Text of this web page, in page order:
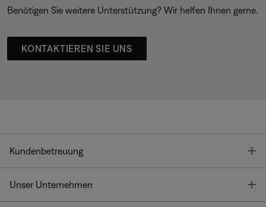
Benötigen Sie weitere Unterstützung? Wir helfen Ihnen gerne.
KONTAKTIEREN SIE UNS
Kundenbetreuung
Unser Unternehmen